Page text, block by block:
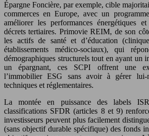
Épargne Foncière, par exemple, cible
commerces en Europe, avec un
améliorer les performances énergétiques
décrets tertiaires. Primovie REIM, de son
les actifs de santé et d’éducation
établissements médico-sociaux), qui
démographiques structurels tout en ayant un
un épargnant, ces SCPI offrent une
l’immobilier ESG sans avoir à gérer lui-
techniques et réglementaires.
La montée en puissance des labels
classifications SFDR (articles 8 et 9)
investisseurs peuvent plus facilement
(sans objectif durable spécifique) des fonds